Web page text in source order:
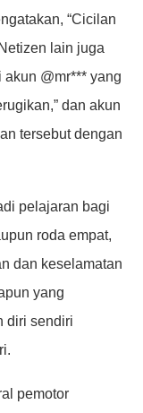
“Cicilan
lain juga
@mr*** yang
dan akun
tersebut dengan
pelajaran bagi
roda empat,
dan keselamatan
yang
diri sendiri
pemotor